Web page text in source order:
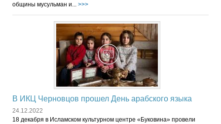
общины мусульман и... >>>
В ИКЦ Черновцов прошел День арабского языка
24.12.2022
18 декабря в Исламском культурном центре «Буковина» провели